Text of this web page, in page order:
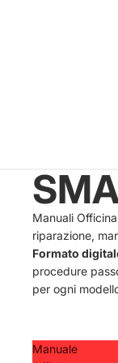
Manuali Officina
riparazione,
Formato
procedure
per ogni
Manuale